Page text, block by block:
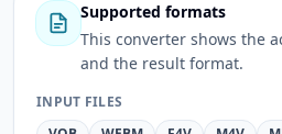
Supported formats
This converter shows the
and the result format.
INPUT FILES